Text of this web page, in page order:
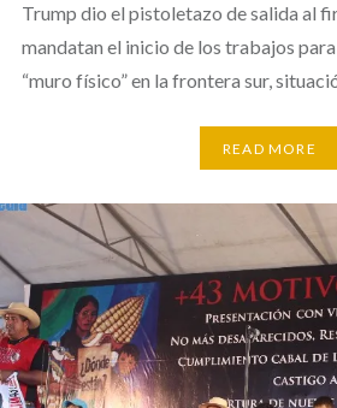
Trump dio el pistoletazo de salida al
mandatan el inicio de los trabajos
“muro físico” en la frontera sur,
READ MORE